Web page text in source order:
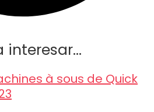
à sous de Quick